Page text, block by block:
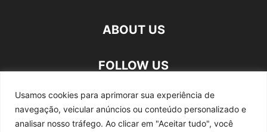
Usamos cookies para aprimorar sua experiência de
navegação, veicular anúncios ou conteúdo personalizado e
analisar nosso tráfego. Ao clicar em "Aceitar tudo", você
ABOUT US
FOLLOW US